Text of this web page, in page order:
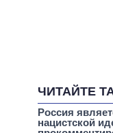
ЧИТАЙТЕ
Россия
нацистской